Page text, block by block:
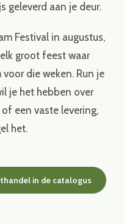
geleverd aan je deur.
Festival in augustus,
groot feest waar
die weken. Run je
je het hebben over
een vaste levering,
het.
in de catalogus